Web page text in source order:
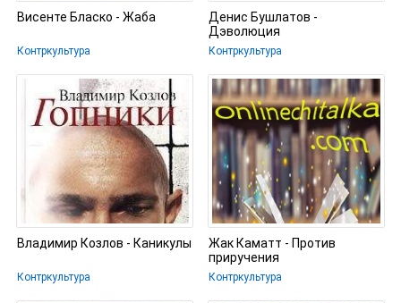
Висенте Бласко - Жаба
Контркультура
Денис Бушлатов -
Дэволюция
Контркультура
Владимир Козлов - Каникулы
Контркультура
Жак Каматт - Против
приручения
Контркультура